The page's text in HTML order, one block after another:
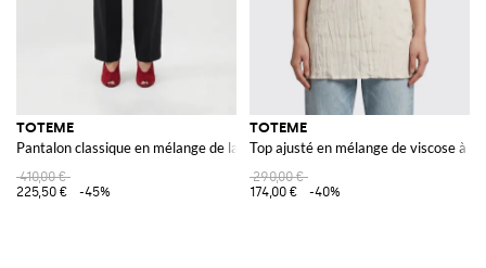
TOTEME
Pantalon classique en mélange de laine
410,00 €
225,50 €
-45%
TOTEME
Top ajusté en mélange de viscose à
290,00 €
174,00 €
-40%